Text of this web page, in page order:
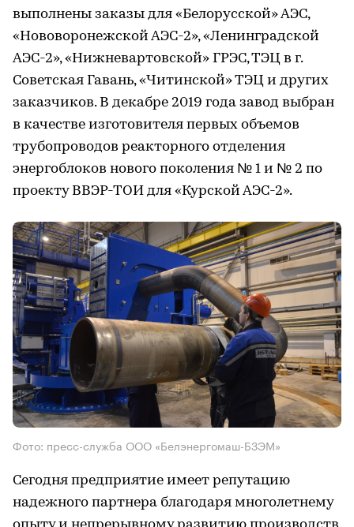
выполнены заказы для «Белорусской» АЭС,
«Нововоронежской АЭС-2», «Ленинградской
АЭС-2», «Нижневартовской» ГРЭС, ТЭЦ в г.
Советская Гавань, «Читинской» ТЭЦ и других
заказчиков. В декабре 2019 года завод выбран
в качестве изготовителя первых объемов
трубопроводов реакторного отделения
энергоблоков нового поколения № 1 и № 2 по
проекту ВВЭР-ТОИ для «Курской АЭС-2».
Фото: пресс-служба ООО «Белэнергомаш-БЗЭМ»
Сегодня предприятие имеет репутацию
надежного партнера благодаря многолетнему